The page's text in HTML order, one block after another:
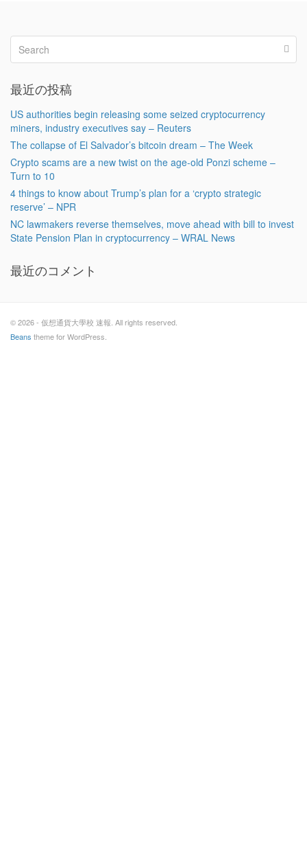
最近の投稿
US authorities begin releasing some seized cryptocurrency
miners, industry executives say – Reuters
The collapse of El Salvador’s bitcoin dream – The Week
Crypto scams are a new twist on the age-old Ponzi scheme –
Turn to 10
4 things to know about Trump’s plan for a ‘crypto strategic
reserve’ – NPR
NC lawmakers reverse themselves, move ahead with bill to invest
State Pension Plan in cryptocurrency – WRAL News
最近のコメント
© 2026 - 仮想通貨大學校 速報. All rights reserved.
Beans theme for WordPress.